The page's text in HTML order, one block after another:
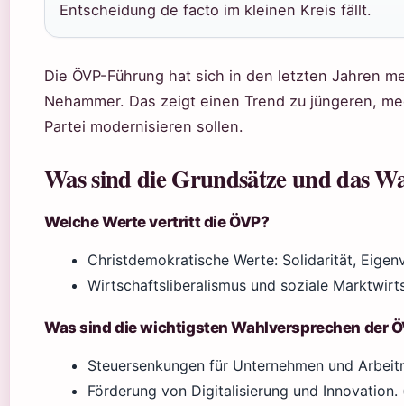
Entscheidung de facto im kleinen Kreis fällt.
Die ÖVP-Führung hat sich in den letzten Jahren
Nehammer. Das zeigt einen Trend zu jüngeren,
Partei modernisieren sollen.
Was sind die Grundsätze und das
Welche Werte vertritt die ÖVP?
Christdemokratische Werte: Solidarität,
Wirtschaftsliberalismus und soziale
Was sind die wichtigsten Wahlversprechen der
Steuersenkungen für Unternehmen und
Förderung von Digitalisierung und